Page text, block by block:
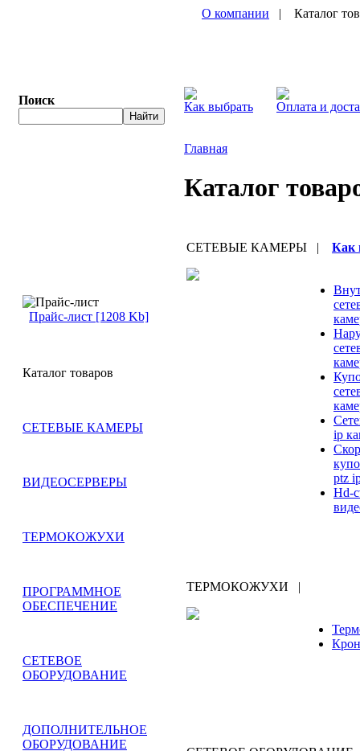
Поиск
О компании | Каталог
Как выбрать Оплата и
Прайс-лист [1208 Kb]
Каталог товаров
СЕТЕВЫЕ КАМЕРЫ
ВИДЕОСЕРВЕРЫ
ТЕРМОКОЖУХИ
ПРОГРАММНОЕ
ОБЕСПЕЧЕНИЕ
СЕТЕВОЕ
ОБОРУДОВАНИЕ
ДОПОЛНИТЕЛЬНОЕ
ОБОРУДОВАНИЕ
Главная
Каталог
СЕТЕВЫЕ КАМЕРЫ | Как
ip
ptz
Hd-
ТЕРМОКОЖУХИ |